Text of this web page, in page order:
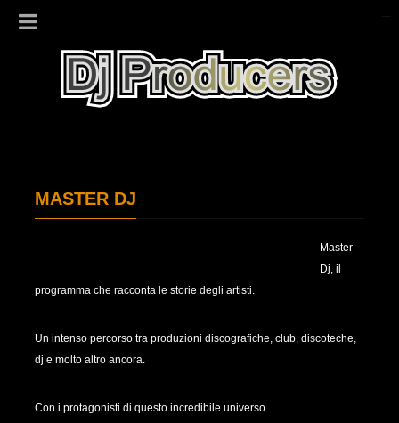
MASTER DJ
Master
Dj, il
programma che racconta le storie degli artisti.
Un intenso percorso tra produzioni discografiche, club, discoteche,
dj e molto altro ancora.
Con i protagonisti di questo incredibile universo.